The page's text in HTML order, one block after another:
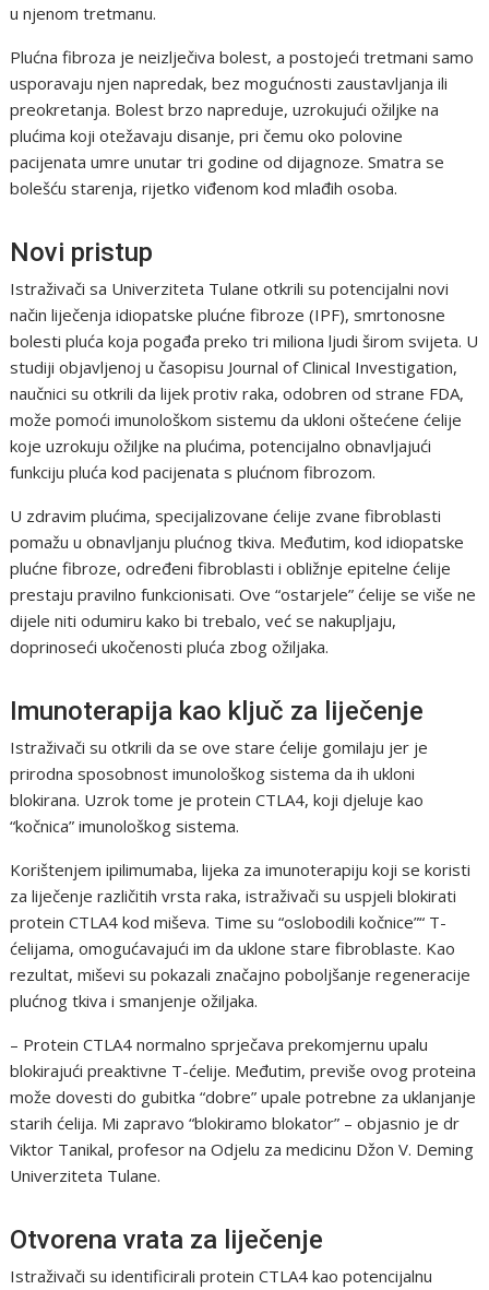
u njenom tretmanu.
Plućna fibroza je neizlječiva bolest, a postojeći tretmani samo
usporavaju njen napredak, bez mogućnosti zaustavljanja ili
preokretanja. Bolest brzo napreduje, uzrokujući ožiljke na
plućima koji otežavaju disanje, pri čemu oko polovine
pacijenata umre unutar tri godine od dijagnoze. Smatra se
bolešću starenja, rijetko viđenom kod mlađih osoba.
Novi pristup
Istraživači sa Univerziteta Tulane otkrili su potencijalni novi
način liječenja idiopatske plućne fibroze (IPF), smrtonosne
bolesti pluća koja pogađa preko tri miliona ljudi širom svijeta. U
studiji objavljenoj u časopisu Journal of Clinical Investigation,
naučnici su otkrili da lijek protiv raka, odobren od strane FDA,
može pomoći imunološkom sistemu da ukloni oštećene ćelije
koje uzrokuju ožiljke na plućima, potencijalno obnavljajući
funkciju pluća kod pacijenata s plućnom fibrozom.
U zdravim plućima, specijalizovane ćelije zvane fibroblasti
pomažu u obnavljanju plućnog tkiva. Međutim, kod idiopatske
plućne fibroze, određeni fibroblasti i obližnje epitelne ćelije
prestaju pravilno funkcionisati. Ove “ostarjele” ćelije se više ne
dijele niti odumiru kako bi trebalo, već se nakupljaju,
doprinoseći ukočenosti pluća zbog ožiljaka.
Imunoterapija kao ključ za liječenje
Istraživači su otkrili da se ove stare ćelije gomilaju jer je
prirodna sposobnost imunološkog sistema da ih ukloni
blokirana. Uzrok tome je protein CTLA4, koji djeluje kao
“kočnica” imunološkog sistema.
Korištenjem ipilimumaba, lijeka za imunoterapiju koji se koristi
za liječenje različitih vrsta raka, istraživači su uspjeli blokirati
protein CTLA4 kod miševa. Time su “oslobodili kočnice”“ T-
ćelijama, omogućavajući im da uklone stare fibroblaste. Kao
rezultat, miševi su pokazali značajno poboljšanje regeneracije
plućnog tkiva i smanjenje ožiljaka.
– Protein CTLA4 normalno sprječava prekomjernu upalu
blokirajući preaktivne T-ćelije. Međutim, previše ovog proteina
može dovesti do gubitka “dobre” upale potrebne za uklanjanje
starih ćelija. Mi zapravo “blokiramo blokator” – objasnio je dr
Viktor Tanikal, profesor na Odjelu za medicinu Džon V. Deming
Univerziteta Tulane.
Otvorena vrata za liječenje
Istraživači su identificirali protein CTLA4 kao potencijalnu